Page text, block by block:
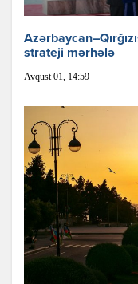
strateji mərhələ
Avqust 01, 14:59